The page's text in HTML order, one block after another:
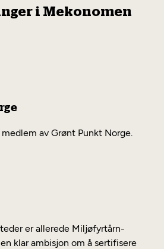
i Mekonomen
av Grønt Punkt Norge.
er allerede Miljøfyrtårn-
klar ambisjon om å sertifisere